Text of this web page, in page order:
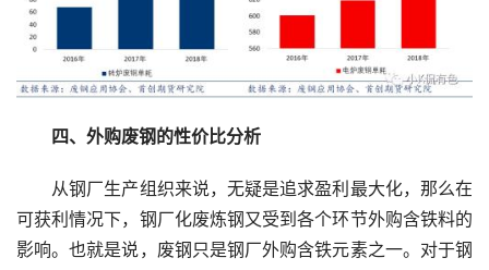
四、外购废钢的性价比分析
从钢厂生产组织来说，无疑是追求盈利最大化，那么在
可获利情况下，钢厂化废炼钢又受到各个环节外购含铁料的
影响。也就是说，废钢只是钢厂外购含铁元素之一。对于钢